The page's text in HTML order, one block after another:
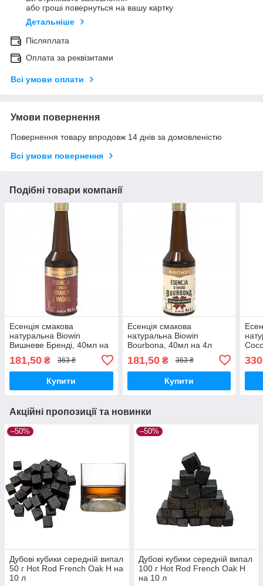
або гроші повернуться на вашу картку
Детальніше
Післяплата
Оплата за реквізитами
Всі умови оплати
Умови повернення
Повернення товару впродовж 14 днів за домовленістю
Всі умови повернення
Подібні товари компанії
Есенція смакова
натуральна Biowin
Вишневе Бренді, 40мл на
181,50 ₴ 363 ₴
Купити
Есенція смакова
натуральна Biowin
Bourbona, 40мл на 4л
181,50₴ 363 ₴
Купити
Акційні пропозиції та новинки
–50%
Дубові кубики середній випал
50 г Hot Rod French Oak H на
10 л
–50%
Дубові кубики середній випал
100 г Hot Rod French Oak H
на 10 л